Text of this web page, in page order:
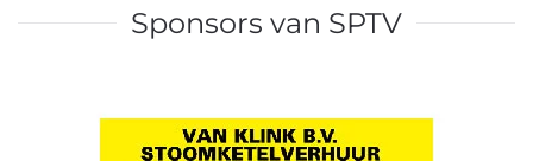
Sponsors van SPTV